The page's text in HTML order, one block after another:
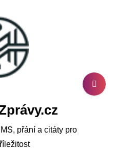
přání a citáty pro